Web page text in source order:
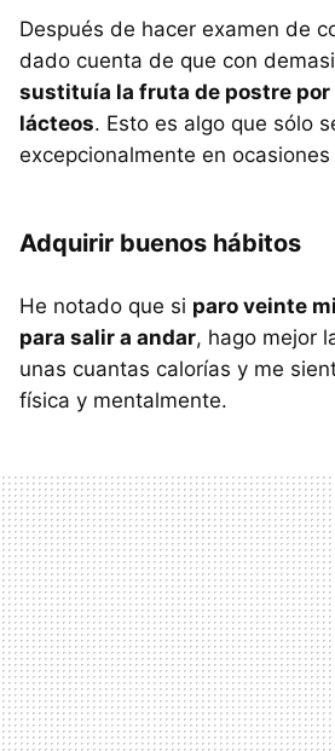
Después de hacer examen de
dado cuenta de que con
sustituía la fruta de postre
lácteos. Esto es algo que sólo
excepcionalmente en
Adquirir buenos hábitos
He notado que si paro veinte
para salir a andar, hago mejor
unas cuantas calorías y me
física y mentalmente.